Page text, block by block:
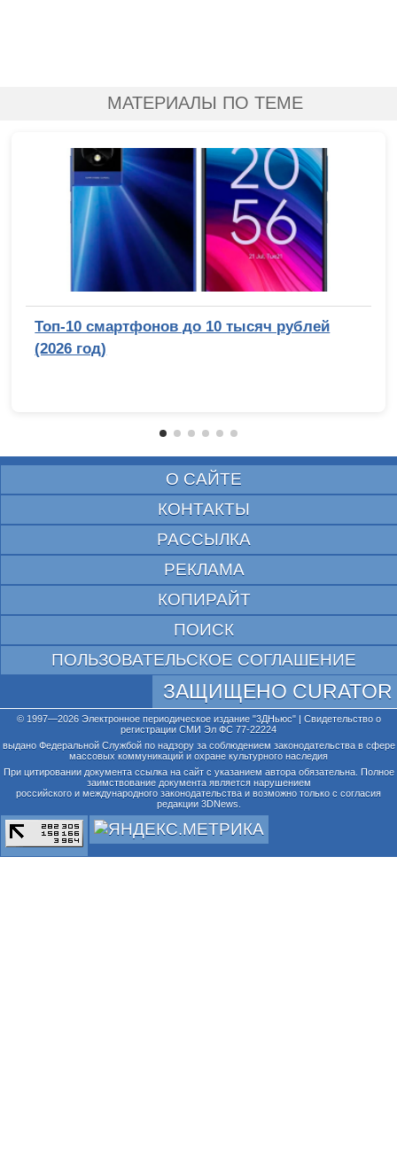
МАТЕРИАЛЫ ПО ТЕМЕ
Топ-10 смартфонов до 10 тысяч рублей
(2026 год)
О САЙТЕ
КОНТАКТЫ
РАССЫЛКА
РЕКЛАМА
КОПИРАЙТ
ПОИСК
ПОЛЬЗОВАТЕЛЬСКОЕ СОГЛАШЕНИЕ
ЗАЩИЩЕНО CURATOR
© 1997—2026 Электронное периодическое издание "3ДНьюс" | Свидетельство о
регистрации СМИ Эл ФС 77-22224
выдано Федеральной Службой по надзору за соблюдением законодательства в сфере
массовых коммуникаций и охране культурного наследия
При цитировании документа ссылка на сайт с указанием автора обязательна. Полное
заимствование документа является нарушением
российского и международного законодательства и возможно только с согласия
редакции 3DNews.